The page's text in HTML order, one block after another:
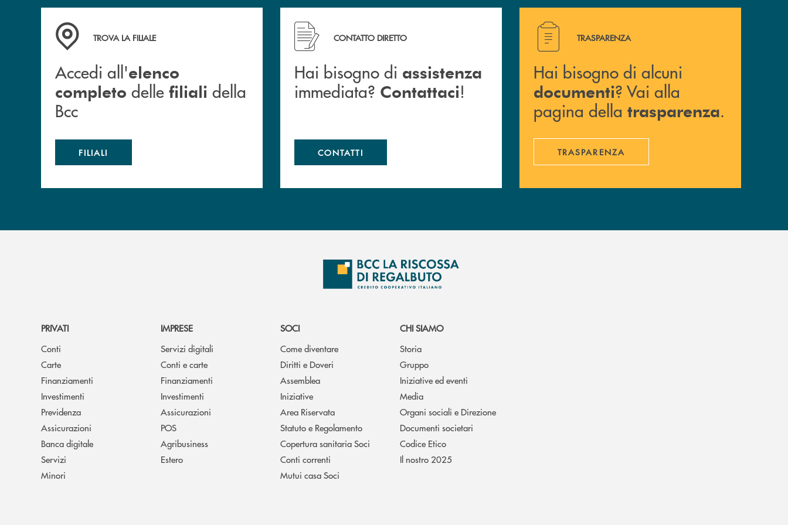
Accedi all' elenco completo delle filiali della Bcc
TROVA LA FILIALE
Accedi all'elenco
completo delle filiali della
Bcc
FILIALI
Hai bisogno di assistenza immediata? Contattaci !
CONTATTO DIRETTO
Hai bisogno di assistenza
immediata? Contattaci!
CONTATTI
Hai bisogno di alcuni documenti ? Vai alla pagina della
TRASPARENZA
Hai bisogno di alcuni
documenti? Vai alla
pagina della trasparenza.
TRASPARENZA
PRIVATI
Conti
Carte
Finanziamenti
Investimenti
Previdenza
Assicurazioni
Banca digitale
Servizi
Minori
IMPRESE
Servizi digitali
Conti e carte
Finanziamenti
Investimenti
Assicurazioni
POS
Agribusiness
Estero
SOCI
Come diventare
Diritti e Doveri
Assemblea
Iniziative
Area Riservata
Statuto e Regolamento
Copertura sanitaria Soci
Conti correnti
Mutui casa Soci
CHI SIAMO
Storia
Gruppo
Iniziative ed eventi
Media
Organi sociali e Direzione
Documenti societari
Codice Etico
Il nostro 2025